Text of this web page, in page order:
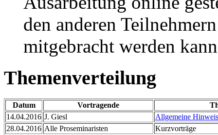
den anderen
mitgebracht werden
Themenverteilung
Datum Vortragende
14.04.2016 J. Giesl
Allgemeine
28.04.2016 Alle Proseminaristen
Kurzvorträge